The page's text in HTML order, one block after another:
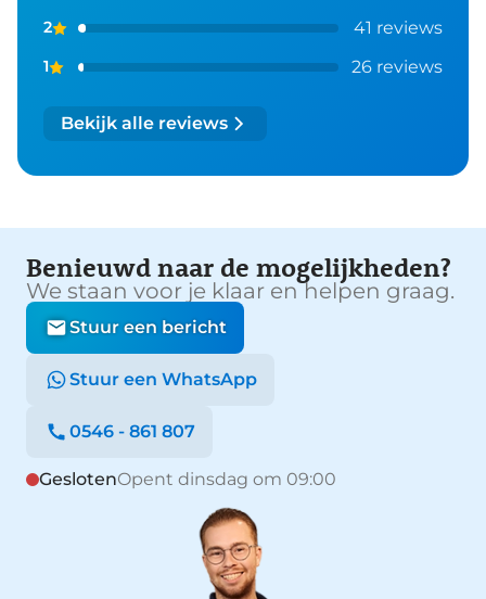
2 41 reviews
1 26 reviews
Bekijk alle reviews
Benieuwd naar de mogelijkheden?
We staan voor je klaar en helpen graag.
Stuur een bericht
Stuur een WhatsApp
0546 - 861 807
GeslotenOpent dinsdag om 09:00